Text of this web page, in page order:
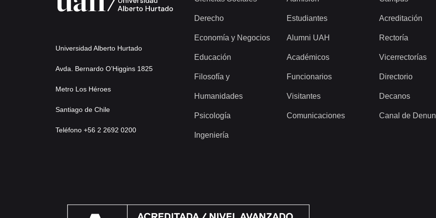
Universidad Alberto Hurtado
Avda. Bernardo O’Higgins 1825
Metro Los Héroes
Santiago de Chile
Teléfono +56 2 2692 0200
Derecho
Economía y Negocios
Educación
Filosofía y
Humanidades
Psicología
Ingeniería
Estudiantes
Alumni UAH
Académicos
Funcionarios
Visitantes
Comunicaciones
Acreditación
Rectoría
Vicerrectorías
Directorio
Decanos
Canal de